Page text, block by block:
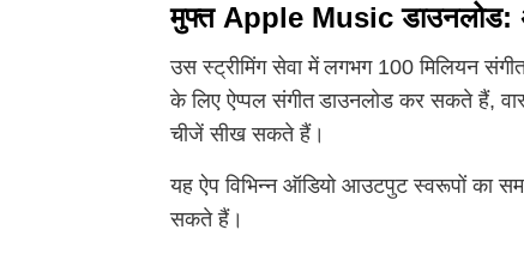
मुफ्त Apple Music डाउनलोड:
उस स्ट्रीमिंग सेवा में लगभग 100 मिलियन
के लिए ऐप्पल संगीत डाउनलोड कर सकते हैं,
चीजें सीख सकते हैं।
यह ऐप विभिन्न ऑडियो आउटपुट स्वरूपों का
सकते हैं।